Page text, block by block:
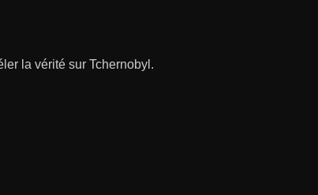
la vérité sur Tchernobyl.